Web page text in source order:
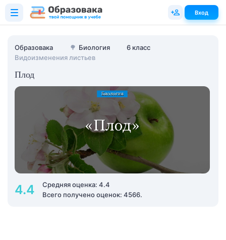
Образовака 🌳 Биология
6 класс
Видоизменения листьев
Плод
4.4
Средняя оценка: 4.4
Всего получено оценок: 4566.
Вход